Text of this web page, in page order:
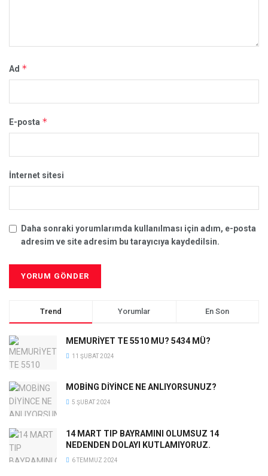
Ad *
E-posta *
İnternet sitesi
Daha sonraki yorumlarımda kullanılması için adım, e-posta
adresim ve site adresim bu tarayıcıya kaydedilsin.
Trend Yorumlar En Son
MEMURİYET TE 5510 MU? 5434 MÜ?
11 ŞUBAT 2024
MOBİNG DİYİNCE NE ANLIYORSUNUZ?
5 ŞUBAT 2024
14 MART TIP BAYRAMINI OLUMSUZ 14
NEDENDEN DOLAYI KUTLAMIYORUZ.
6 TEMMUZ 2024